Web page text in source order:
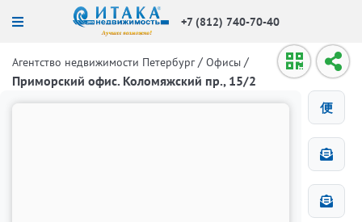
+7 (812) 740-70-40
Агентство недвижимости Петербург / Офисы /
Приморский офис. Коломяжский пр., 15/2